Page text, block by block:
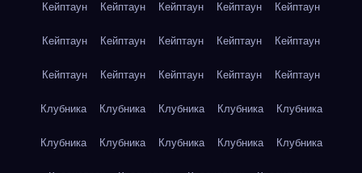
Кейптаун Кейптаун Кейптаун Кейптаун Кейптаун
Кейптаун Кейптаун Кейптаун Кейптаун Кейптаун
Кейптаун Кейптаун Кейптаун Кейптаун Кейптаун
Клубника Клубника Клубника Клубника Клубника
Клубника Клубника Клубника Клубника Клубника